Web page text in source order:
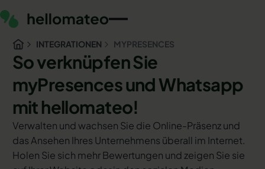
INTEGRATIONEN MYPRESENCES
So verknüpfen Sie
myPresences und Whatsapp
mit hellomateo!
Verwalten und wachsen Sie die Online-Präsenz und
das Ansehen Ihres Unternehmens überall im Internet.
Holen Sie sich mehr Bewertungen und zeigen Sie sie